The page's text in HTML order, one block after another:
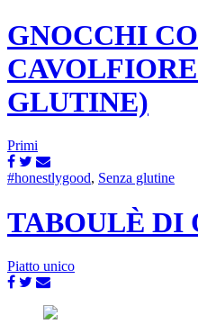
GNOCCHI
GLUTINE)
Primi
#honestlygood, Senza glutine
TABOULÈ DI
Piatto unico